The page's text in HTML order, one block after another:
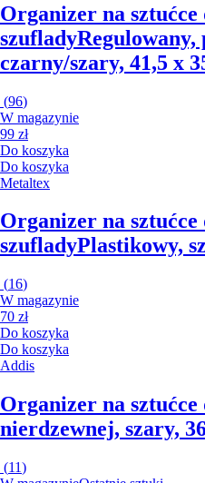
Organizer na sztućce
szufladyRegulowany,
czarny/szary, 41,5 x
(96)
W magazynie
99 zł
Do koszyka
Do koszyka
Metaltex
Organizer na sztućce
szufladyPlastikowy,
(16)
W magazynie
70 zł
Do koszyka
Do koszyka
Addis
Organizer na sztućce
nierdzewnej, szary,
(11)